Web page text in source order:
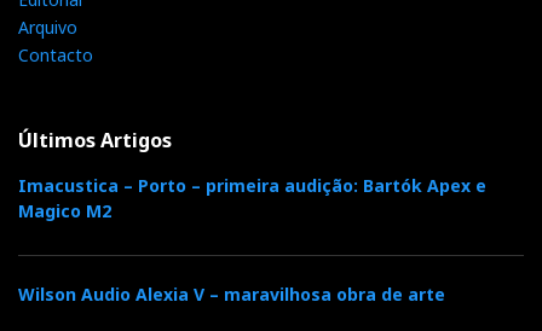
tradicional conjunto de válvulas
ECC83/12AX7/KT88. O painel frontal do P70 é
fabricado em cristal de Murano/Veneza. Lindo é dizer
pouco...
Arquivo
Contacto
Últimos Artigos
Imacustica – Porto – primeira audição: Bartók Apex e
Magico M2
Wilson Audio Alexia V – maravilhosa obra de arte